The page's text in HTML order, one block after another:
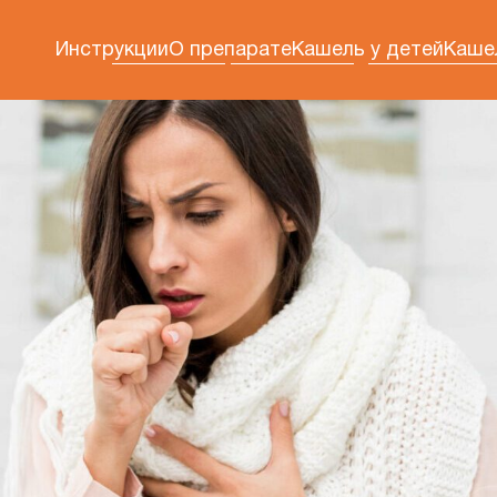
ИнструкцииО препаратеКашель у детей